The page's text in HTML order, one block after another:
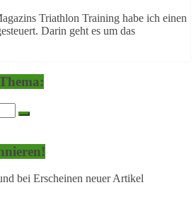
Triathlon Training habe ich einen
Darin geht es um das
bei Erscheinen neuer Artikel